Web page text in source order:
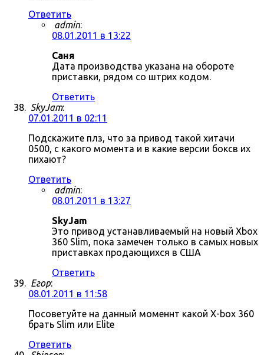
Ответить
admin:
08.01.2011 в 13:22
Саня
Дата производства указана на обороте
приставки, рядом со штрих кодом.
Ответить
SkyJam:
07.01.2011 в 02:11
Подскажите плз, что за привод такой хитачи
0500, с какого момента и в какие версии боксв их
пихают?
Ответить
admin:
08.01.2011 в 13:27
SkyJam
Это привод устанавливаемый на новый Xbox
360 Slim, пока замечен только в самых новых
приставках продающихся в США
Ответить
Егор:
08.01.2011 в 11:58
Посоветуйте на данный моменнт какой X-box 360
брать Slim или Elite
Ответить